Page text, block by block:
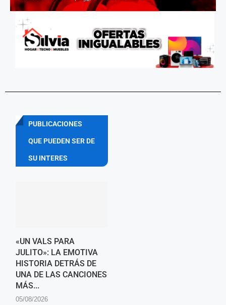
PUBLICACIONES
QUE PUEDEN SER DE
SU INTERES
«UN VALS PARA
JULITO»: LA EMOTIVA
HISTORIA DETRÁS DE
UNA DE LAS CANCIONES
MÁS...
05/08/2026